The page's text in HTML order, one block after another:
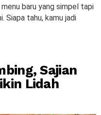
baru yang simpel tapi
Siapa tahu, kamu jadi
Sajian
Lidah